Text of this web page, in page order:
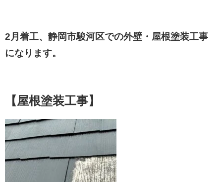
2月着工、静岡市駿河区での外壁・屋根塗装工事
になります。
【屋根塗装工事】